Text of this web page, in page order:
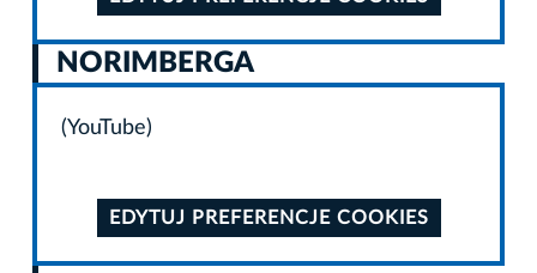
NORIMBERGA
(YouTube)
EDYTUJ PREFERENCJE COOKIES